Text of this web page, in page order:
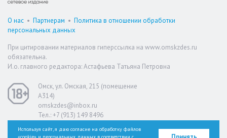
О нас • Партнерам • Политика в отношении обработки
персональных данных
При цитировании материалов гиперссылка на www.omskzdes.ru
обязательна.
И.о. главного редактора: Астафьева Татьяна Петровна
Омск, ул. Омская, 215 (помещение
А314)
omskzdes@inbox.ru
Тел.: +7 (913) 149 8496
Используя сайт, я даю согласие на обработку файлов